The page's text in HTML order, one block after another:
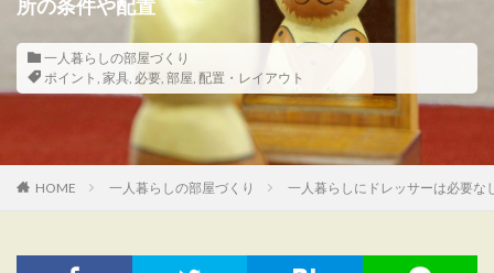
所の条件や配置
一人暮らしの部屋づくり
ポイント , 家具, 必要, 部屋, 配置・レイアウト
HOME 一人暮らしの部屋づくり 一人暮らしにドレッサーは必要な